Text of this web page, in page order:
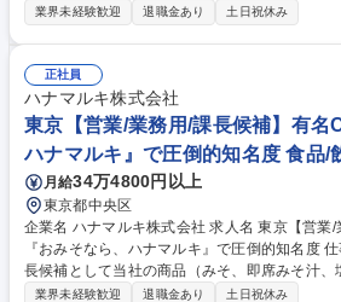
神奈川・千葉の業務用の食品問屋を通じ、外食
ー』など、世界中のシェフが注目する革新的な
素材本来の旨みを引き出し、冷めても美味しい
や中食業界のメニュー開発において強力な武器
武器に、クライアントと共に新たな「食のスタ
を体感できます 募集職種 東京【営業/業務用/課長候補】有名CM『おみそ
なら、ハナマルキ』で圧倒的知名度
業界未経験歓迎 退職金あり 土日祝休み
正社員
ハナマルキ株式会社
東京【営業/業務用/課長候補】有名
ハナマルキ』で圧倒的知名度 食品/
月給34万4800円以上
東京都中央区
企業名 ハナマルキ株式会社 求人名 東京【営業/業務用/課長候補】有名CM
『おみそなら、ハナマルキ』で圧倒的知名度 仕事の内容 業務用営業の課
長候補として当社の商品（みそ、即席みそ汁、
神奈川・千葉の業務用の食品問屋を通じ、外食
業界未経験歓迎 退職金あり 土日祝休み